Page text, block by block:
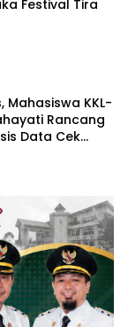
Festival Tira
Mahasiswa KKL-
Rancang
Data Cek
Kelurahan